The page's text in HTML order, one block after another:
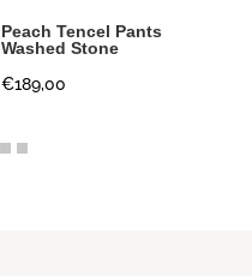
Peach Tencel Pants
Washed Stone
€189,00